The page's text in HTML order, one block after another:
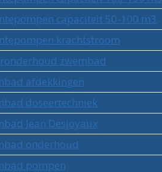
capaciteit 50-100 m3
krachtstroom
zwembad
afdekkingen
doseertechniek
Jean Desjoyaux
onderhoud
pompen